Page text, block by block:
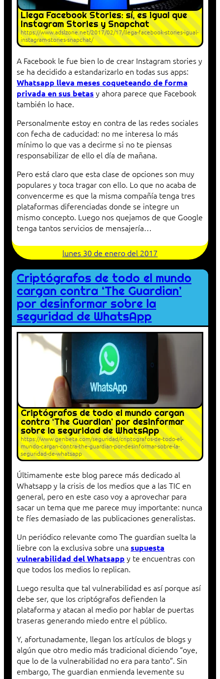
Llega Facebook Stories: sí, es igual que
Instagram Stories y Snapchat
https://www.adslzone.net/2017/02/17/llega-facebook-stories-igual-
instagram-stories-snapchat/
A Facebook le fue bien lo de crear Instagram stories y
se ha decidido a estandarizarlo en todas sus apps:
Whatsapp lleva meses coqueteando de forma
privada en sus betas y ahora parece que Facebook
también lo hace.
Personalmente estoy en contra de las redes sociales
con fecha de caducidad: no me interesa lo más
mínimo lo que vas a decirme si no te piensas
responsabilizar de ello el día de mañana.
Pero está claro que esta clase de opciones son muy
populares y toca tragar con ello. Lo que no acaba de
convencerme es que la misma compañía tenga tres
plataformas diferenciadas donde se integre un
mismo concepto. Luego nos quejamos de que Google
tenga tantos servicios de mensajería…
lunes 30 de enero del 2017
Criptógrafos de todo el mundo
cargan contra ‘The Guardian’
por desinformar sobre la
seguridad de WhatsApp
Criptógrafos de todo el mundo cargan
contra ‘The Guardian’ por desinformar
sobre la seguridad de WhatsApp
https://www.genbeta.com/seguridad/criptografos-de-todo-el-
mundo-cargan-contra-the-guardian-por-desinformar-sobre-la-
seguridad-de-whatsapp
Últimamente este blog parece más dedicado al
Whatsapp y la crisis de los medios que a las TIC en
general, pero en este caso voy a aprovechar para
sacar un tema que me parece muy importante: nunca
te fíes demasiado de las publicaciones generalistas.
Un periódico relevante como The guardian suelta la
liebre con la exclusiva sobre una supuesta
vulnerabilidad del Whatsapp y te encuentras con
que todos los medios lo replican.
Luego resulta que tal vulnerabilidad es así porque así
debe ser, que los criptógrafos defienden la
plataforma y atacan al medio por hablar de puertas
traseras generando miedo entre el público.
Y, afortunadamente, llegan los artículos de blogs y
algún que otro medio más tradicional diciendo “oye,
que lo de la vulnerabilidad no era para tanto”. Sin
embargo, The guardian enmienda levemente su